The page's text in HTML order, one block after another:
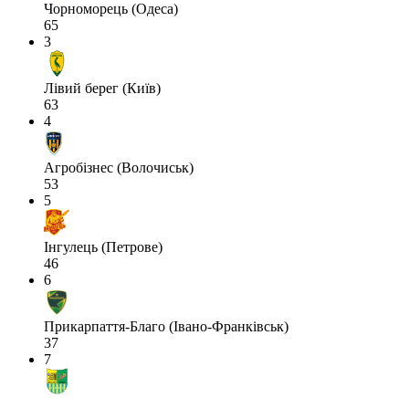
Чорноморець (Одеса)
65
3
Лівий берег (Київ)
63
4
Агробізнес (Волочиськ)
53
5
Інгулець (Петрове)
46
6
Прикарпаття-Благо (Івано-Франківськ)
37
7